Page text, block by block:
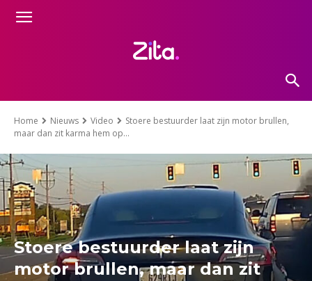
Home Nieuws Video
Stoere bestuurder laat zijn motor brullen,
maar dan zit karma hem op...
Stoere bestuurder laat zijn
motor brullen, maar dan zit